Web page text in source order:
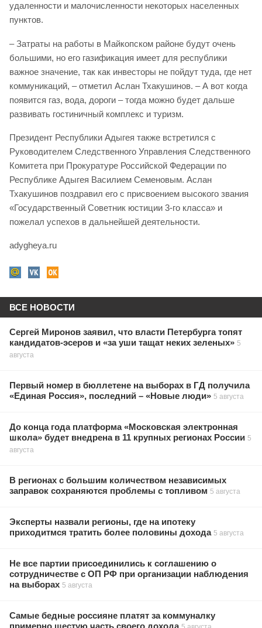
удаленности и малочисленности некоторых населенных
пунктов.
– Затраты на работы в Майкопском районе будут очень
большими, но его газификация имеет для республики
важное значение, так как инвесторы не пойдут туда, где нет
коммуникаций, – отметил Аслан Тхакушинов. – А вот когда
появится газ, вода, дороги – тогда можно будет дальше
развивать гостиничный комплекс и туризм.
Президент Республики Адыгея также встретился с
Руководителем Следственного Управления Следственного
Комитета при Прокуратуре Российской Федерации по
Республике Адыгея Василием Семеновым. Аслан
Тхакушинов поздравил его с присвоением высокого звания
«Государственный Советник юстиции 3-го класса» и
пожелал успехов в дальнейшей деятельности.
adygheya.ru
ВСЕ НОВОСТИ
Сергей Миронов заявил, что власти Петербурга топят
кандидатов-эсеров и «за уши тащат неких зеленых» 5
августа
Первый номер в бюллетене на выборах в ГД получила
«Единая Россия», последний – «Новые люди» 5 августа
До конца года платформа «Московская электронная
школа» будет внедрена в 11 крупных регионах России 5
августа
В регионах с большим количеством независимых
заправок сохраняются проблемы с топливом 5 августа
Эксперты назвали регионы, где на ипотеку
приходитмся тратить более половины дохода 5 августа
Не все партии присоединились к соглашению о
сотрудничестве с ОП РФ при организации наблюдения
на выборах 5 августа
Самые бедные россияне платят за коммуналку
примерно шестую часть своего дохода